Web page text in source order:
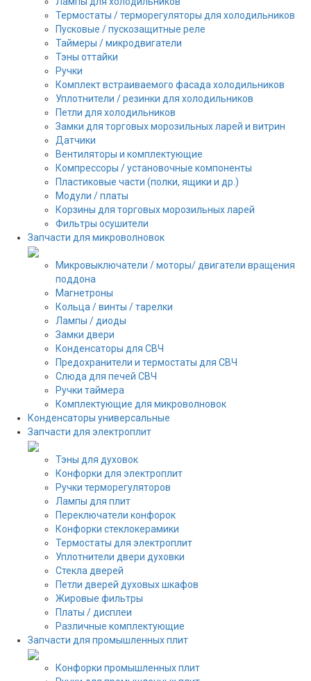
Термостаты / терморегуляторы для холодильников
Пусковые / пускозащитные реле
Таймеры / микродвигатели
Тэны оттайки
Ручки
Комплект встраиваемого фасада холодильников
Уплотнители / резинки для холодильников
Петли для холодильников
Замки для торговых морозильных ларей и витрин
Датчики
Вентиляторы и комплектующие
Компрессоры / установочные компоненты
Пластиковые части (полки, ящики и др.)
Модули / платы
Корзины для торговых морозильных ларей
Фильтры осушители
Запчасти для микроволновок
Микровыключатели / моторы/ двигатели вращения
поддона
Магнетроны
Кольца / винты / тарелки
Лампы / диоды
Замки двери
Конденсаторы для СВЧ
Предохранители и термостаты для СВЧ
Слюда для печей СВЧ
Ручки таймера
Комплектующие для микроволновок
Конденсаторы универсальные
Запчасти для электроплит
Тэны для духовок
Конфорки для электроплит
Ручки терморегуляторов
Лампы для плит
Переключатели конфорок
Конфорки стеклокерамики
Термостаты для электроплит
Уплотнители двери духовки
Стекла дверей
Петли дверей духовых шкафов
Жировые фильтры
Платы / дисплеи
Различные комплектующие
Запчасти для промышленных плит
Конфорки промышленных плит